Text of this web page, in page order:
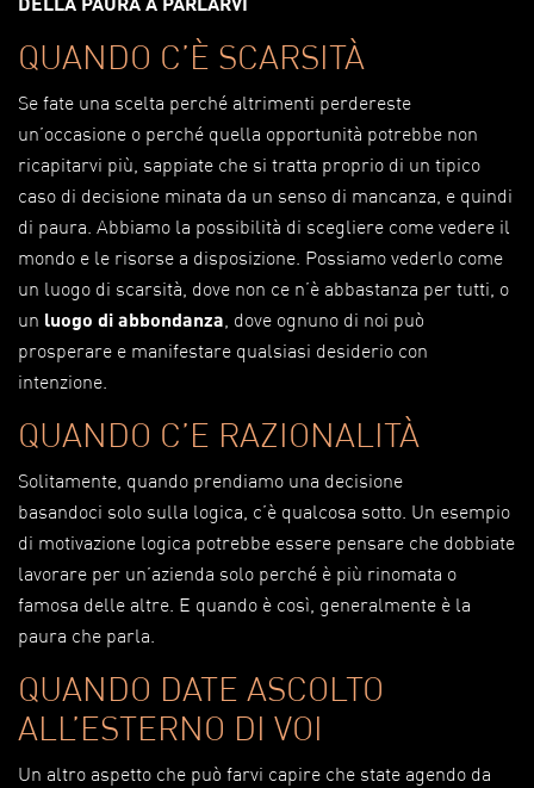
QUANDO C’È SCARSITÀ
Se fate una scelta perché altrimenti perdereste
un’occasione o perché quella opportunità potrebbe non
ricapitarvi più, sappiate che si tratta proprio di un tipico
caso di decisione minata da un senso di mancanza, e quindi
di paura. Abbiamo la possibilità di scegliere come vedere il
mondo e le risorse a disposizione. Possiamo vederlo come
un luogo di scarsità, dove non ce n’è abbastanza per tutti, o
un luogo di abbondanza, dove ognuno di noi può
prosperare e manifestare qualsiasi desiderio con
intenzione.
QUANDO C’E RAZIONALITÀ
Solitamente, quando prendiamo una decisione
basandoci solo sulla logica, c’è qualcosa sotto. Un esempio
di motivazione logica potrebbe essere pensare che dobbiate
lavorare per un’azienda solo perché è più rinomata o
famosa delle altre. E quando è così, generalmente è la
paura che parla.
QUANDO DATE ASCOLTO
ALL’ESTERNO DI VOI
Un altro aspetto che può farvi capire che state agendo da